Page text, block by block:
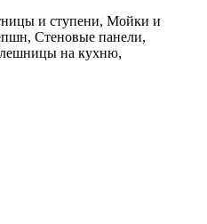
и ступени, Мойки и
Стеновые панели,
на кухню,